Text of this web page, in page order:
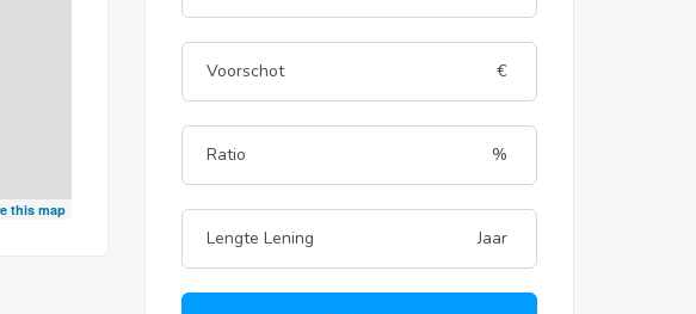
this map
€
%
Jaar